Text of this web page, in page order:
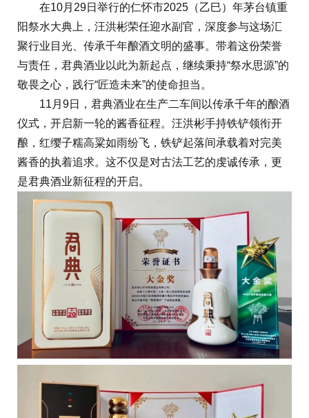
在10月29日举行的仁怀市2025（乙巳）年茅台镇重
阳祭水大典上，汪洪彬荣任迎水副官，深度参与这场汇
聚行业目光、传承千年酿酒文明的盛事。带着这份荣誉
与责任，君典酒业以此为新起点，继续秉持“祭水思源”的
敬畏之心，践行“匠造未来”的使命担当。
11月9日，君典酒业在生产二车间以传承千年的酿酒
仪式，开启新一轮的酱香征程。汪洪彬手持铁铲领衔开
酿，红缨子糯高粱如雨纷飞，铁铲起落间承载着对完美
酱香的执着追求。这不仅是对古法工艺的虔诚传承，更
是君典酒业新征程的开启。